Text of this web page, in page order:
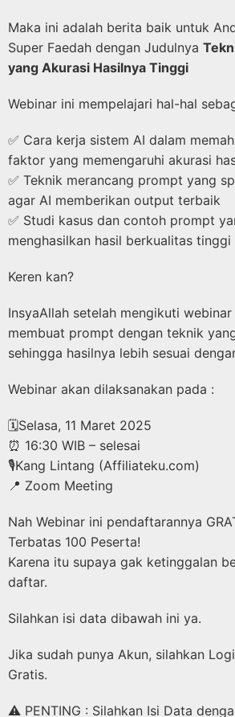
Maka ini adalah berita baik untuk
Super Faedah dengan Judulnya
yang Akurasi Hasilnya Tinggi
Webinar ini mempelajari hal-hal
✅ Cara kerja sistem AI dalam
faktor yang memengaruhi akurasi
✅ Teknik merancang prompt yang
agar AI memberikan output terbaik
✅ Studi kasus dan contoh prompt
menghasilkan hasil berkualitas tinggi
Keren kan?
InsyaAllah setelah mengikuti
membuat prompt dengan teknik
sehingga hasilnya lebih sesuai
Webinar akan dilaksanakan pada :
🗓Selasa, 11 Maret 2025
⏰ 16:30 WIB – selesai
🎙️Kang Lintang (Affiliateku.com)
📍 Zoom Meeting
Nah Webinar ini pendaftarannya
Terbatas 100 Peserta!
Karena itu supaya gak ketinggalan
daftar.
Silahkan isi data dibawah ini ya.
Jika sudah punya Akun, silahkan
Gratis.
⚠️ PENTING : Silahkan Isi Data